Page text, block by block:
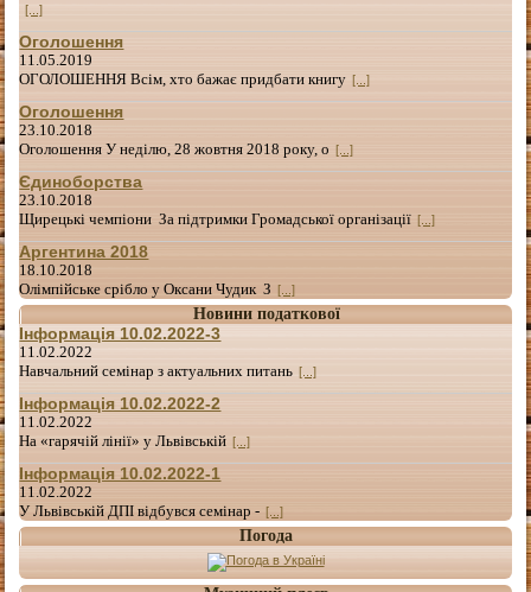
[...]
Оголошення
11.05.2019
ОГОЛОШЕННЯ Всім, хто бажає придбати книгу [...]
Оголошення
23.10.2018
Оголошення У неділю, 28 жовтня 2018 року, о [...]
Єдиноборства
23.10.2018
Щирецькі чемпіони За підтримки Громадської організації [...]
Аргентина 2018
18.10.2018
Олімпійське срібло у Оксани Чудик З [...]
Новини податкової
Інформація 10.02.2022-3
11.02.2022
Навчальний семінар з актуальних питань [...]
Інформація 10.02.2022-2
11.02.2022
На «гарячій лінії» у Львівській [...]
Інформація 10.02.2022-1
11.02.2022
У Львівській ДПІ відбувся семінар - [...]
Погода